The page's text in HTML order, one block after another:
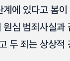
에 있다고 봄
심 범죄사실과
두 죄는 상상적